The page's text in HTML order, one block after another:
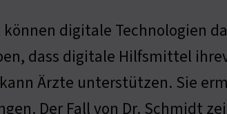
digitale Technologien
dass digitale Hilfsmittel
Ärzte unterstützen. Sie
Der Fall von Dr. Schmidt